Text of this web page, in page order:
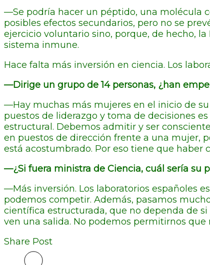
—Se podría hacer un péptido, una molécula
posibles efectos secundarios, pero no se
ejercicio voluntario sino, porque, de hecho,
sistema inmune.
Hace falta más inversión en ciencia. Los
—Dirige un grupo de 14 personas, ¿han
—Hay muchas más mujeres en el inicio de
puestos de liderazgo y toma de decisiones
estructural. Debemos admitir y ser
en puestos de dirección frente a una mujer,
está acostumbrado. Por eso tiene que haber
—¿Si fuera ministra de Ciencia, cuál sería su
—Más inversión. Los laboratorios españoles
podemos competir. Además, pasamos
científica estructurada, que no dependa de
ven una salida. No podemos permitirnos
Share Post